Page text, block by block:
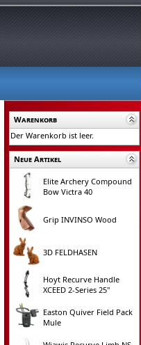
Warenkorb
Der Warenkorb ist leer.
Neue Artikel
Elite Archery Compound
Bow Victra 40
Grip INVINSO Wood
3D FELDHASEN
Hoyt Recurve Handle
XCEED 2-Series 25"
Easton Quiver Field Pack
Mule